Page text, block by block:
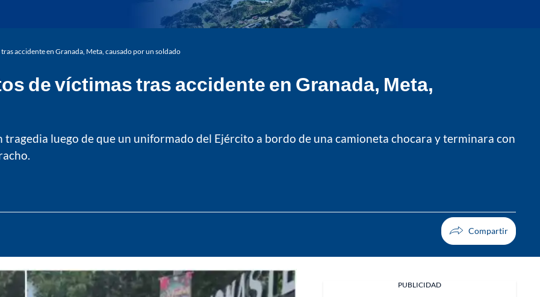
accidente en Granada, Meta, causado por un soldado
de víctimas tras accidente en Granada, Meta,
luego de que un uniformado del Ejército a bordo de una camioneta chocara y terminara con
PUBLICIDAD